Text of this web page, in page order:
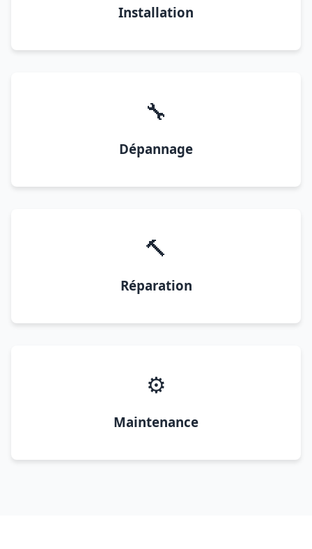
Installation
🔧
Dépannage
🔨
Réparation
⚙️
Maintenance